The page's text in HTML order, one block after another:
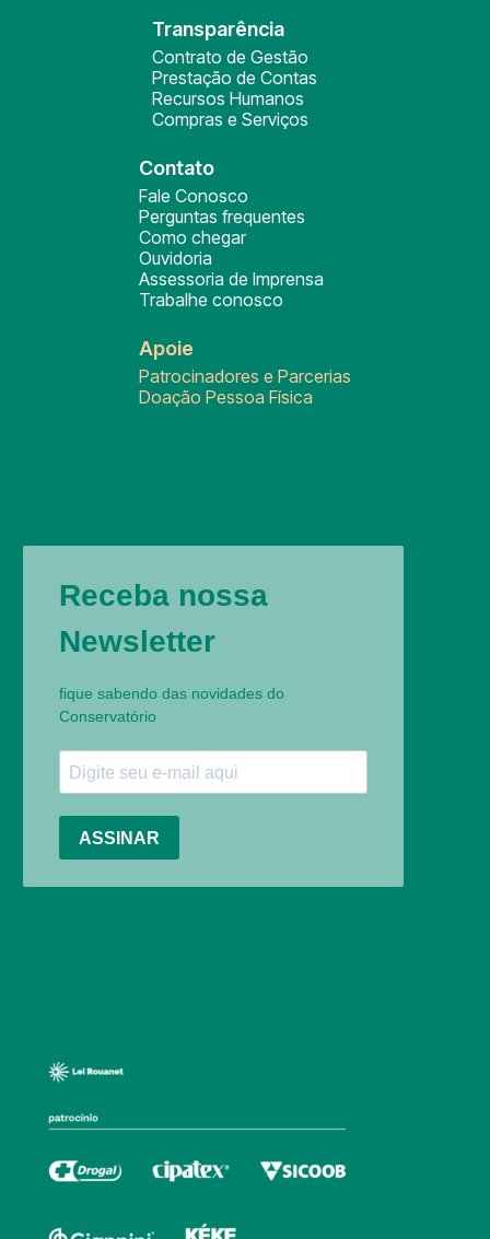
Transparência
Contrato de Gestão
Prestação de Contas
Recursos Humanos
Compras e Serviços
Contato
Fale Conosco
Perguntas frequentes
Como chegar
Ouvidoria
Assessoria de Imprensa
Trabalhe conosco
Apoie
Patrocinadores e Parcerias
Doação Pessoa Física